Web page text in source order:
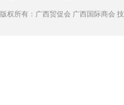
版权所有：广西贸促会 广西国际商会